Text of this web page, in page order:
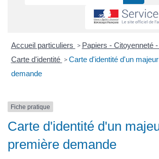
Accueil particuliers > Papiers - Citoyenneté
Carte d'identité > Carte d'identité d'un
demande
Fiche pratique
Carte d'identité d'un
première demande